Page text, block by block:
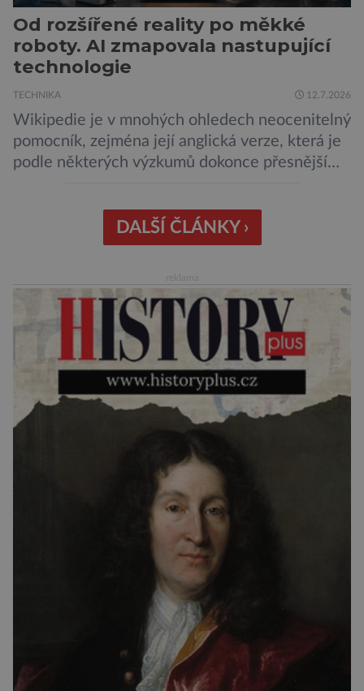
Od rozšířené reality po měkké
roboty. AI zmapovala nastupující
technologie
TECHNIKA 12.7.2026
Wikipedie je v mnohých ohledech neocenitelný
pomocník, zejména její anglická verze, která je
podle některých výzkumů dokonce přesnější
křišťálovou kouli, ze které umělá inteligence
věštila, které technologie v dohledné
Za vším stojí australští výzkumníci, kteří pomocí
umělé inteligence a […]
DALŠÍ ČLÁNKY ›